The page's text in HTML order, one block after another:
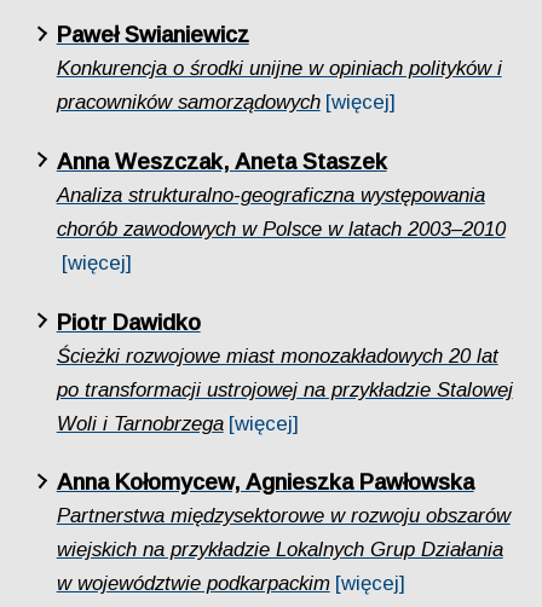
Paweł Swianiewicz
Konkurencja o środki unijne w opiniach polityków i
pracowników samorządowych [więcej]
Anna Weszczak, Aneta Staszek
Analiza strukturalno-geograficzna występowania
chorób zawodowych w Polsce w latach 2003–2010
[więcej]
Piotr Dawidko
Ścieżki rozwojowe miast monozakładowych 20 lat
po transformacji ustrojowej na przykładzie Stalowej
Woli i Tarnobrzega [więcej]
Anna Kołomycew, Agnieszka Pawłowska
Partnerstwa międzysektorowe w rozwoju obszarów
wiejskich na przykładzie Lokalnych Grup Działania
w województwie podkarpackim [więcej]